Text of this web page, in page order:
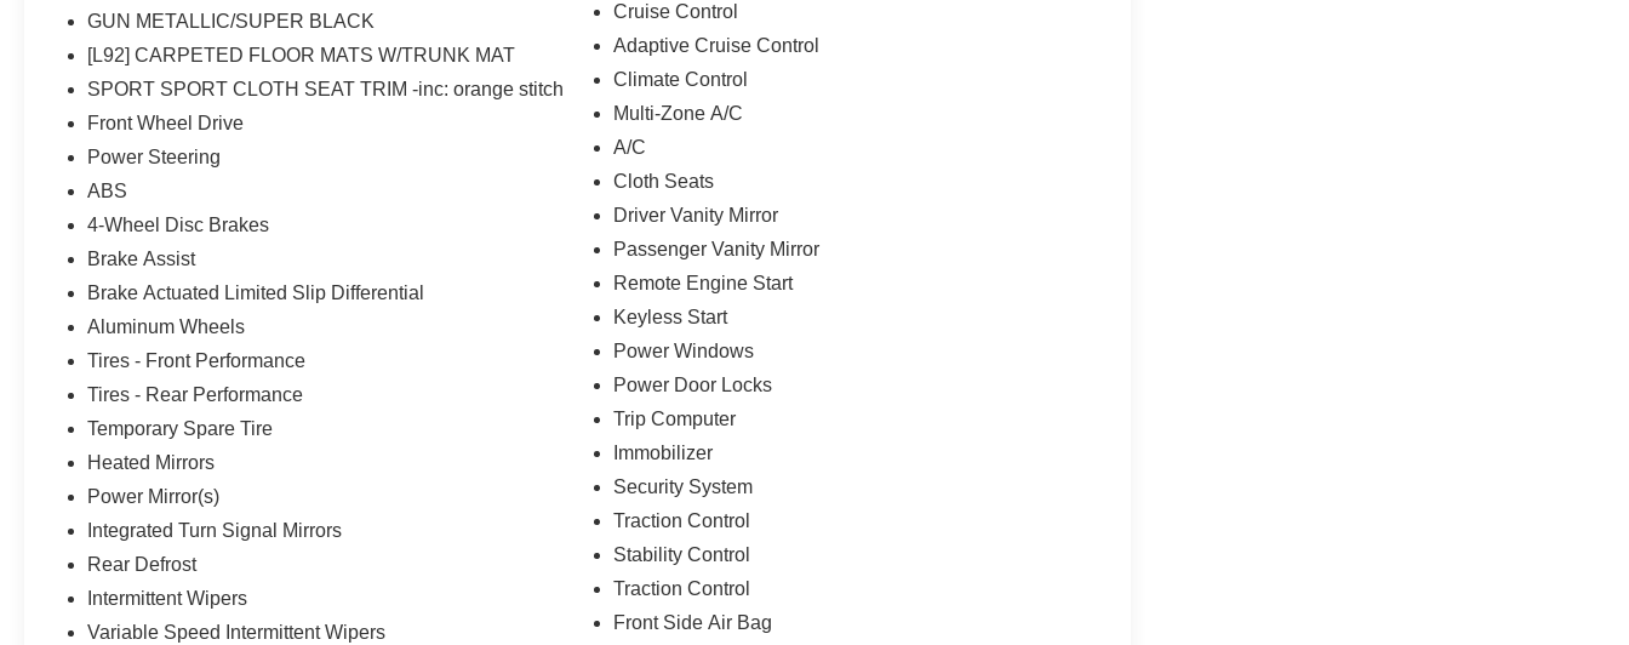
GUN METALLIC/SUPER BLACK
[L92] CARPETED FLOOR MATS W/TRUNK MAT
SPORT SPORT CLOTH SEAT TRIM -inc: orange stitch
Front Wheel Drive
Power Steering
ABS
4-Wheel Disc Brakes
Brake Assist
Brake Actuated Limited Slip Differential
Aluminum Wheels
Tires - Front Performance
Tires - Rear Performance
Temporary Spare Tire
Heated Mirrors
Power Mirror(s)
Integrated Turn Signal Mirrors
Rear Defrost
Intermittent Wipers
Variable Speed Intermittent Wipers
Cruise Control
Adaptive Cruise Control
Climate Control
Multi-Zone A/C
A/C
Cloth Seats
Driver Vanity Mirror
Passenger Vanity Mirror
Remote Engine Start
Keyless Start
Power Windows
Power Door Locks
Trip Computer
Immobilizer
Security System
Traction Control
Stability Control
Traction Control
Front Side Air Bag